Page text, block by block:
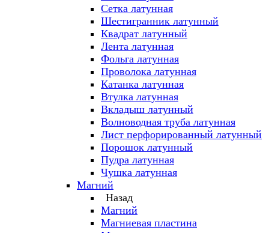
Сетка латунная
Шестигранник латунный
Квадрат латунный
Лента латунная
Фольга латунная
Проволока латунная
Катанка латунная
Втулка латунная
Вкладыш латунный
Волноводная труба латунная
Лист перфорированный латунный
Порошок латунный
Пудра латунная
Чушка латунная
Магний
Назад
Магний
Магниевая пластина